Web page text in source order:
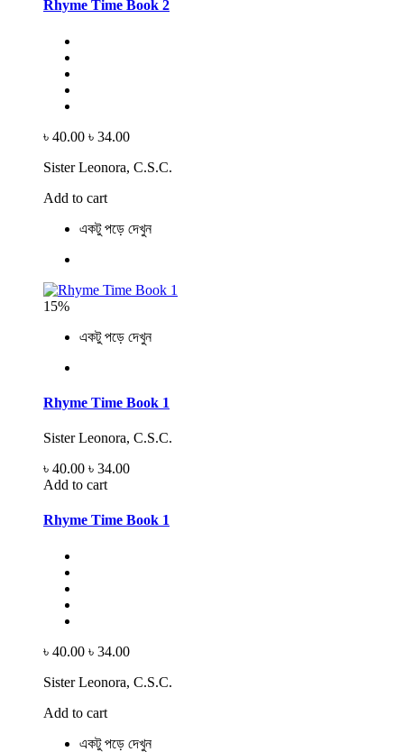
Rhyme Time Book 2
৳ 40.00 ৳ 34.00
Sister Leonora, C.S.C.
Add to cart
একটু পড়ে দেখুন
15%
একটু পড়ে দেখুন
Rhyme Time Book 1
Sister Leonora, C.S.C.
৳ 40.00 ৳ 34.00
Add to cart
Rhyme Time Book 1
৳ 40.00 ৳ 34.00
Sister Leonora, C.S.C.
Add to cart
একটু পড়ে দেখুন